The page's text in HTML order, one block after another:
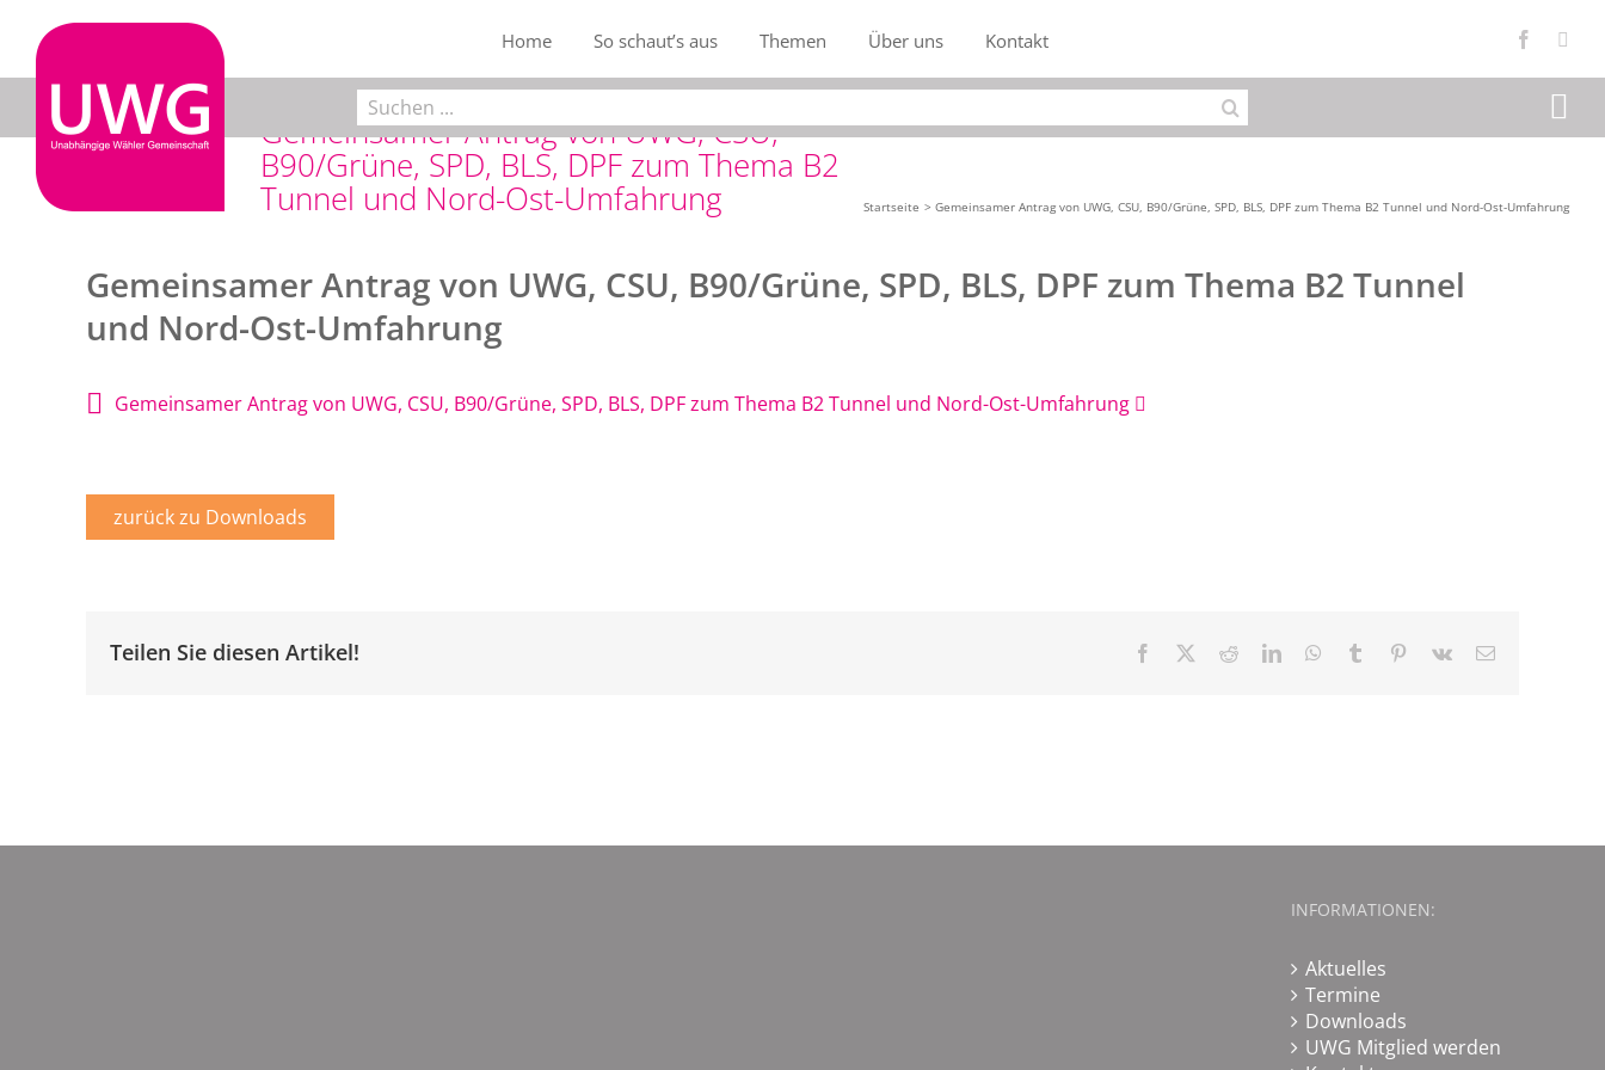
Inhalt
springen
Facebook
Home So schaut’s aus Themen Über uns Kontakt
Suche
nach:
Gemeinsamer Antrag von UWG, CSU,
B90/Grüne, SPD, BLS, DPF zum Thema B2
Tunnel und Nord-Ost-Umfahrung Startseite Gemeinsamer Antrag von UWG, CSU, B90/Grüne, SPD, BLS, DPF zum Thema B2 Tunnel und Nord-Ost-Umfahrung
Gemeinsamer Antrag von UWG, CSU, B90/Grüne, SPD, BLS, DPF zum Thema B2 Tunnel
und Nord-Ost-Umfahrung
Gemeinsamer Antrag von UWG, CSU, B90/Grüne, SPD, BLS, DPF zum Thema B2 Tunnel und Nord-Ost-Umfahrung
zurück zu Downloads
Teilen Sie diesen Artikel! Facebook RedditLinkedInWhatsApp
Tumblr Pinterest
Vk
E-
INFORMATIONEN:
Aktuelles
Termine
Downloads
UWG Mitglied werden